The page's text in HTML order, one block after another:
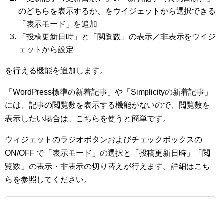
のどちらを表示するか、をウイジェットから選択できる
「表示モード」を追加
「投稿更新日時」と「閲覧数」の表示／非表示をウイジ
ェットから設定
を行える機能を追加します。
「WordPress標準の新着記事」や「Simplicityの新着記事」
には、記事の閲覧数を表示する機能がないので、閲覧数を
表示したい場合は、こちらを使うと簡単です。
ウィジェットのラジオボタンおよびチェックボックスの
ON/OFF で「表示モード」の選択と「投稿更新日時」「閲
覧数」の表示・非表示の切り替えが行えます。詳細はこち
らを参照してください。